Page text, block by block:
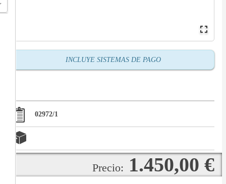
INCLUYE SISTEMAS DE PAGO
02972/1
Precio: 1.450,00 €